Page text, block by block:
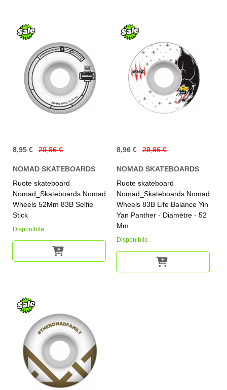
8,95 € 29,86 €
NOMAD SKATEBOARDS
Ruote skateboard
Nomad_Skateboards Nomad
Wheels 52Mm 83B Selfie
Stick
Disponibile.
8,96 € 29,86 €
NOMAD SKATEBOARDS
Ruote skateboard
Nomad_Skateboards Nomad
Wheels 83B Life Balance Yin
Yan Panther - Diamètre - 52
Mm
Disponibile.